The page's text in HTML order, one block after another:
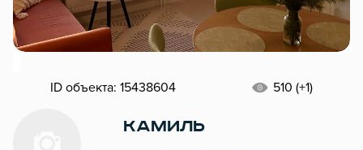
ID объекта: 15438604 510 (+1)
Камиль